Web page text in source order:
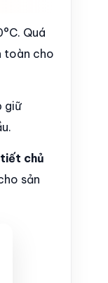
Quá
toàn cho
giữ
chủ
sản